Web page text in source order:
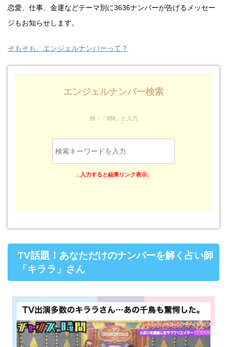
恋愛、仕事、金運などテーマ別に3636ナンバーが告げるメッセー
ジもお知らせします。
そもそも、エンジェルナンバーって？
エンジェルナンバー検索
例：「888」と入力
↓入力すると結果リンク表示↓
TV話題！あなただけのナンバーを解く占い師
「キララ」さん